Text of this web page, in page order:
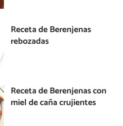
Receta de Berenjenas
rebozadas
Receta de Berenjenas con
miel de caña crujientes